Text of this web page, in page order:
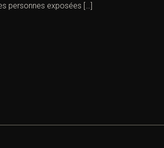
personnes exposées […]